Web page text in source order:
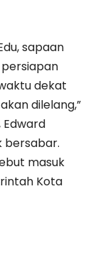
sapaan
dekat
dilelang,”
bersabar.
masuk
Kota